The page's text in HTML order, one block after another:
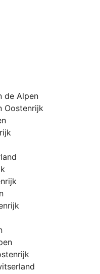
de Alpen
Oostenrijk